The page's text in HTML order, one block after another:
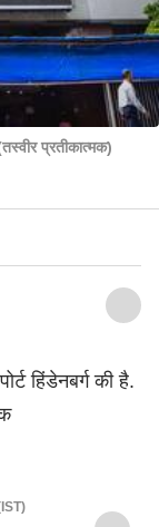
प्रतीकात्मक)
हिंडेनबर्ग की है.